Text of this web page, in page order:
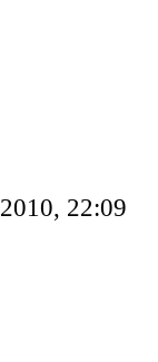
22:09